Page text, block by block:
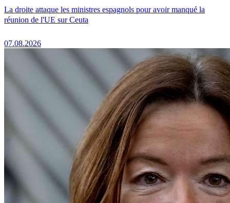
La droite attaque les ministres espagnols pour avoir manqué la
réunion de l'UE sur Ceuta
07.08.2026